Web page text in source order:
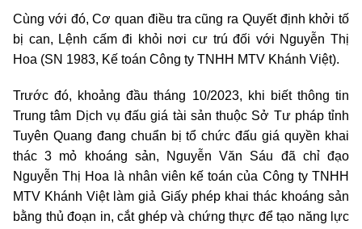
Cùng với đó, Cơ quan điều tra cũng ra Quyết định khởi tố
bị can, Lệnh cấm đi khỏi nơi cư trú đối với Nguyễn Thị
Hoa (SN 1983, Kế toán Công ty TNHH MTV Khánh Việt).
Trước đó, khoảng đầu tháng 10/2023, khi biết thông tin
Trung tâm Dịch vụ đấu giá tài sản thuộc Sở Tư pháp tỉnh
Tuyên Quang đang chuẩn bị tổ chức đấu giá quyền khai
thác 3 mỏ khoáng sản, Nguyễn Văn Sáu đã chỉ đạo
Nguyễn Thị Hoa là nhân viên kế toán của Công ty TNHH
MTV Khánh Việt làm giả Giấy phép khai thác khoáng sản
bằng thủ đoạn in, cắt ghép và chứng thực để tạo năng lực